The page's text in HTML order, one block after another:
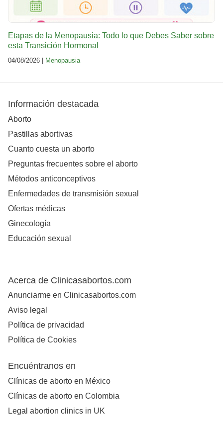
Etapas de la Menopausia: Todo lo que Debes Saber sobre
esta Transición Hormonal
04/08/2026 | Menopausia
Información destacada
Aborto
Pastillas abortivas
Cuanto cuesta un aborto
Preguntas frecuentes sobre el aborto
Métodos anticonceptivos
Enfermedades de transmisión sexual
Ofertas médicas
Ginecología
Educación sexual
Acerca de Clinicasabortos.com
Anunciarme en Clinicasabortos.com
Aviso legal
Política de privacidad
Política de Cookies
Encuéntranos en
Clínicas de aborto en México
Clínicas de aborto en Colombia
Legal abortion clinics in UK